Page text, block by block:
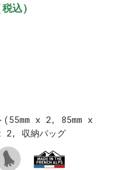
込)
(55mm x 2, 85mm x
2, 収納バッグ